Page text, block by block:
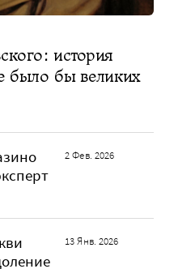
история
было бы великих
2 Фев. 2026
13 Янв. 2026